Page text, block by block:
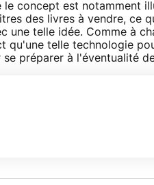
concept est notamment
des livres à vendre, ce
une telle idée. Comme à
qu'une telle technologie
préparer à l'éventualité